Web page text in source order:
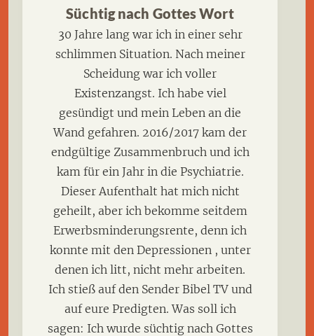
Süchtig nach Gottes Wort
30 Jahre lang war ich in einer sehr
schlimmen Situation. Nach meiner
Scheidung war ich voller
Existenzangst. Ich habe viel
gesündigt und mein Leben an die
Wand gefahren. 2016/2017 kam der
endgültige Zusammenbruch und ich
kam für ein Jahr in die Psychiatrie.
Dieser Aufenthalt hat mich nicht
geheilt, aber ich bekomme seitdem
Erwerbsminderungsrente, denn ich
konnte mit den Depressionen , unter
denen ich litt, nicht mehr arbeiten.
Ich stieß auf den Sender Bibel TV und
auf eure Predigten. Was soll ich
sagen: Ich wurde süchtig nach Gottes